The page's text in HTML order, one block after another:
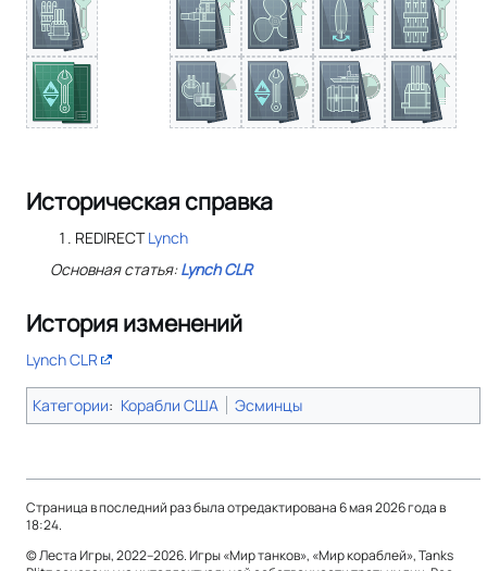
Историческая справка
REDIRECTLynch
Основная статья:Lynch CLR
История изменений
Lynch CLR
Категории: Корабли США Эсминцы
Страница в последний раз была отредактирована 6 мая 2026 года в
18:24.
© Леста Игры, 2022–2026. Игры «Мир танков», «Мир кораблей», Tanks